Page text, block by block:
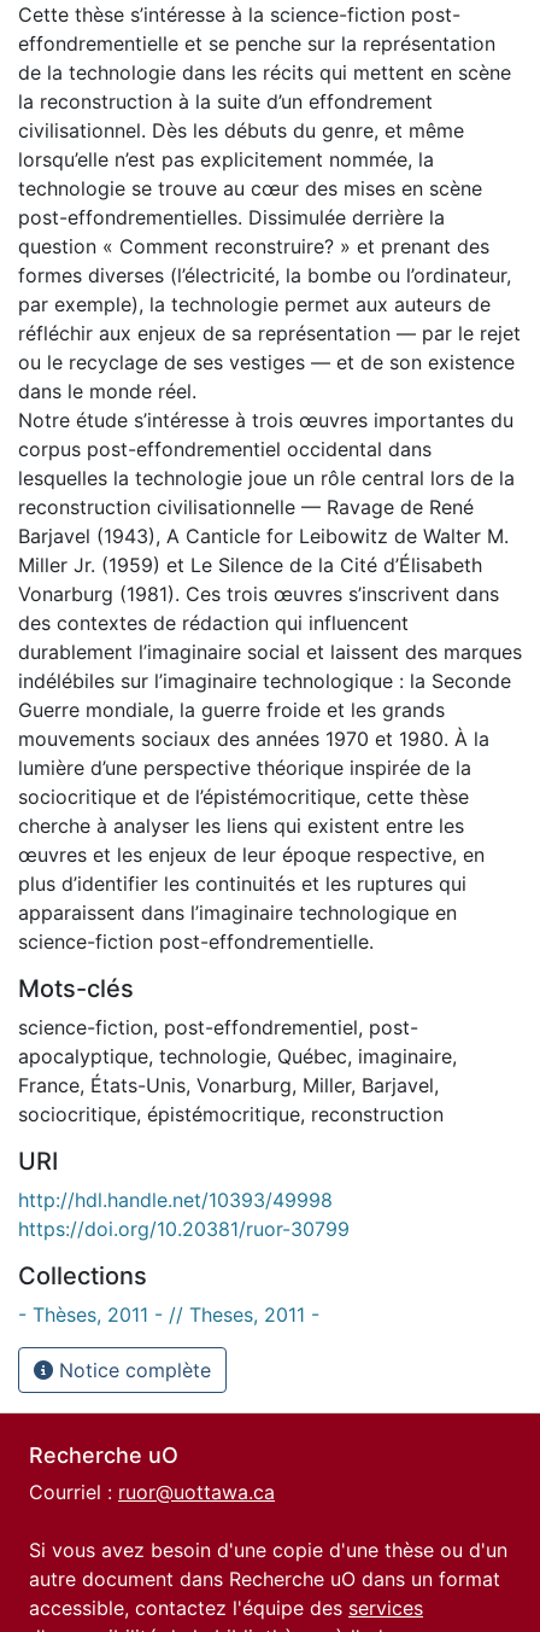
Cette thèse s’intéresse à la science-fiction post-
effondrementielle et se penche sur la représentation
de la technologie dans les récits qui mettent en scène
la reconstruction à la suite d’un effondrement
civilisationnel. Dès les débuts du genre, et même
lorsqu’elle n’est pas explicitement nommée, la
technologie se trouve au cœur des mises en scène
post-effondrementielles. Dissimulée derrière la
question « Comment reconstruire? » et prenant des
formes diverses (l’électricité, la bombe ou l’ordinateur,
par exemple), la technologie permet aux auteurs de
réfléchir aux enjeux de sa représentation — par le rejet
ou le recyclage de ses vestiges — et de son existence
dans le monde réel.
Notre étude s’intéresse à trois œuvres importantes du
corpus post-effondrementiel occidental dans
lesquelles la technologie joue un rôle central lors de la
reconstruction civilisationnelle — Ravage de René
Barjavel (1943), A Canticle for Leibowitz de Walter M.
Miller Jr. (1959) et Le Silence de la Cité d’Élisabeth
Vonarburg (1981). Ces trois œuvres s’inscrivent dans
des contextes de rédaction qui influencent
durablement l’imaginaire social et laissent des marques
indélébiles sur l’imaginaire technologique : la Seconde
Guerre mondiale, la guerre froide et les grands
mouvements sociaux des années 1970 et 1980. À la
lumière d’une perspective théorique inspirée de la
sociocritique et de l’épistémocritique, cette thèse
cherche à analyser les liens qui existent entre les
œuvres et les enjeux de leur époque respective, en
plus d’identifier les continuités et les ruptures qui
apparaissent dans l’imaginaire technologique en
science-fiction post-effondrementielle.
Mots-clés
science-fiction, post-effondrementiel, post-
apocalyptique, technologie, Québec, imaginaire,
France, États-Unis, Vonarburg, Miller, Barjavel,
sociocritique, épistémocritique, reconstruction
URI
http://hdl.handle.net/10393/49998
https://doi.org/10.20381/ruor-30799
Collections
- Thèses, 2011 - // Theses, 2011 -
Notice complète
Recherche uO
Courriel : ruor@uottawa.ca
Si vous avez besoin d'une copie d'une thèse ou d'un
autre document dans Recherche uO dans un format
accessible, contactez l'équipe des services